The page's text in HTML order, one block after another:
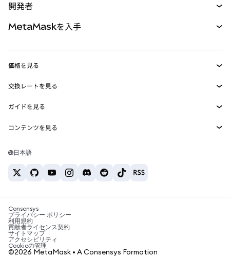
パーペチュアル
RWA
開発者
MetaMask Connect
Snaps
Web3サービス
MetaMaskを入手
セキュリティ
サポート
キャリア
お問い合わせ
価格を見る
イーサリアムの価格
Solanaの価格
Tetherの価格
交換レートを見る
ETH→USD
USDT→INR
BTC→INR
ETH→USDT
ガイドを見る
ETHの購入
USDTの購入
SHIBの購入
BNBの購入
コンテンツを見る
Solanaウォレット
税制関連ニュース
暗号資産の購入方法は？
ビットコインを売るには？
日本語
Consensys
プライバシー ポリシー
利用規約
貢献者ライセンス契約
サイトマップ
アクセシビリティ
Cookieの管理
©2026 MetaMask • A Consensys Formation